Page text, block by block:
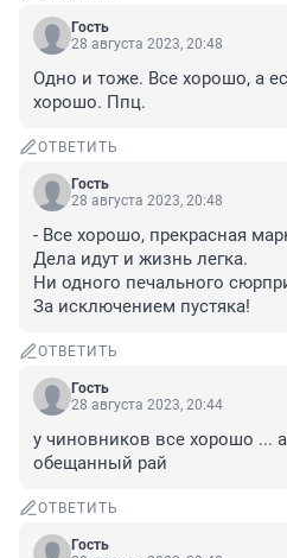
Гость
28 августа 2023, 20:48
Одно и тоже. Все хорошо, а
хорошо. Ппц.
ОТВЕТИТЬ
Гость
28 августа 2023, 20:48
- Все хорошо, прекрасная
Дела идут и жизнь легка.
Ни одного печального
За исключением пустяка!
ОТВЕТИТЬ
Гость
28 августа 2023, 20:44
у чиновников все хорошо ...
обещанный рай
ОТВЕТИТЬ
Гость